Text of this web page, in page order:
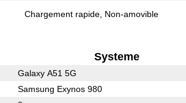
Chargement rapide Non-amovible
Systeme
Galaxy A51 5G
Samsung Exynos 980